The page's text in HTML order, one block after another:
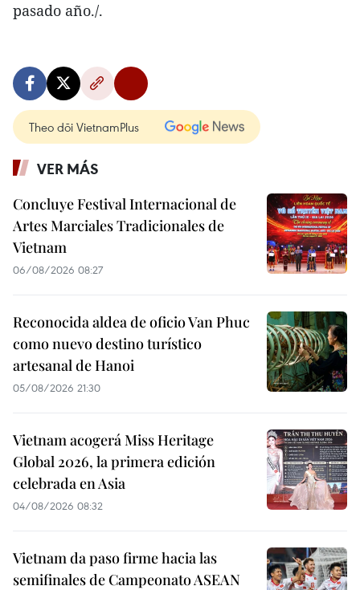
pasado año./.
Theo dõi VietnamPlus
VER MÁS
Concluye Festival Internacional de
Artes Marciales Tradicionales de
Vietnam
06/08/2026 08:27
Reconocida aldea de oficio Van Phuc
como nuevo destino turístico
artesanal de Hanoi
05/08/2026 21:30
Vietnam acogerá Miss Heritage
Global 2026, la primera edición
celebrada en Asia
04/08/2026 08:32
Vietnam da paso firme hacia las
semifinales de Campeonato ASEAN